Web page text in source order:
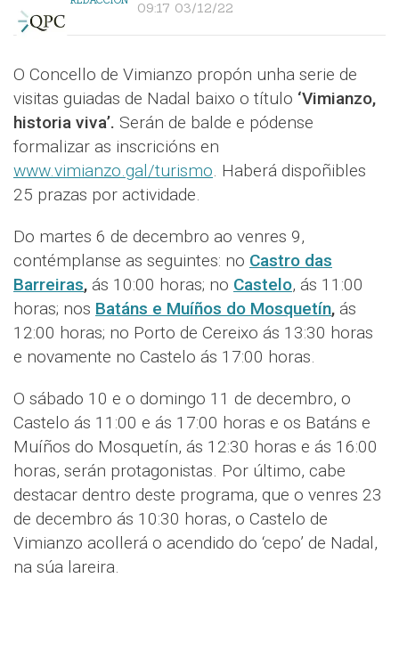
09:17 03/12/22
O Concello de Vimianzo propón unha serie de
visitas guiadas de Nadal baixo o título ‘Vimianzo,
historia viva’. Serán de balde e pódense
formalizar as inscricións en
www.vimianzo.gal/turismo. Haberá dispoñibles
25 prazas por actividade.
Do martes 6 de decembro ao venres 9,
contémplanse as seguintes: no Castro das
Barreiras, ás 10:00 horas; no Castelo, ás 11:00
horas; nos Batáns e Muíños do Mosquetín, ás
12:00 horas; no Porto de Cereixo ás 13:30 horas
e novamente no Castelo ás 17:00 horas.
O sábado 10 e o domingo 11 de decembro, o
Castelo ás 11:00 e ás 17:00 horas e os Batáns e
Muíños do Mosquetín, ás 12:30 horas e ás 16:00
horas, serán protagonistas. Por último, cabe
destacar dentro deste programa, que o venres 23
de decembro ás 10:30 horas, o Castelo de
Vimianzo acollerá o acendido do ‘cepo’ de Nadal,
na súa lareira.